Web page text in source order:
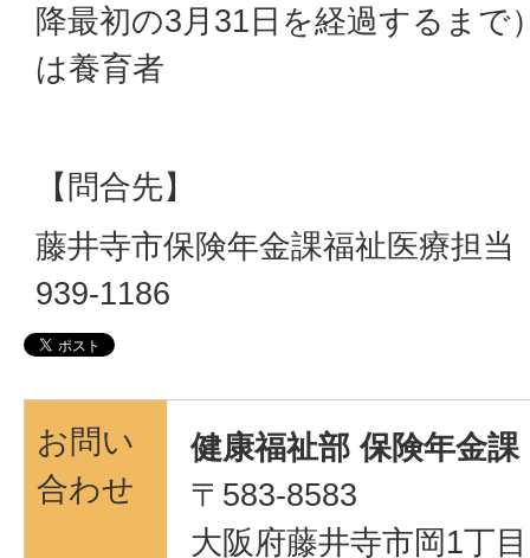
降最初の3月31日を経過するまで
は養育者
【問合先】
藤井寺市保険年金課福祉医療担当
939-1186
お問い
合わせ
健康福祉部 保険年金課
〒583-8583
大阪府藤井寺市岡1丁